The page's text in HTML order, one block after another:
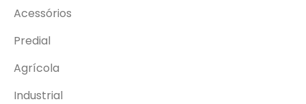
Acessórios
Predial
Agrícola
Industrial